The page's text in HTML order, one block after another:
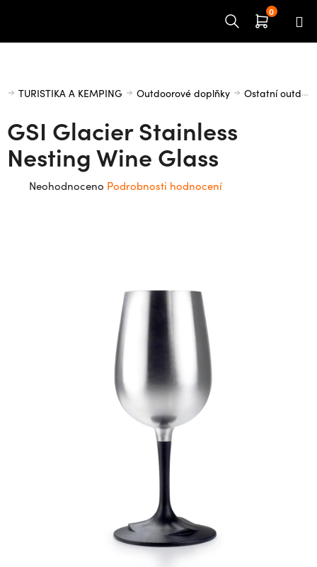
Domů
TURISTIKA A KEMPING Outdoorové doplňky Ostatní outdoorové doplňky
GSI Glacier Stainless
Nesting Wine Glass
Průměrné
Neohodnoceno Podrobnosti hodnocení